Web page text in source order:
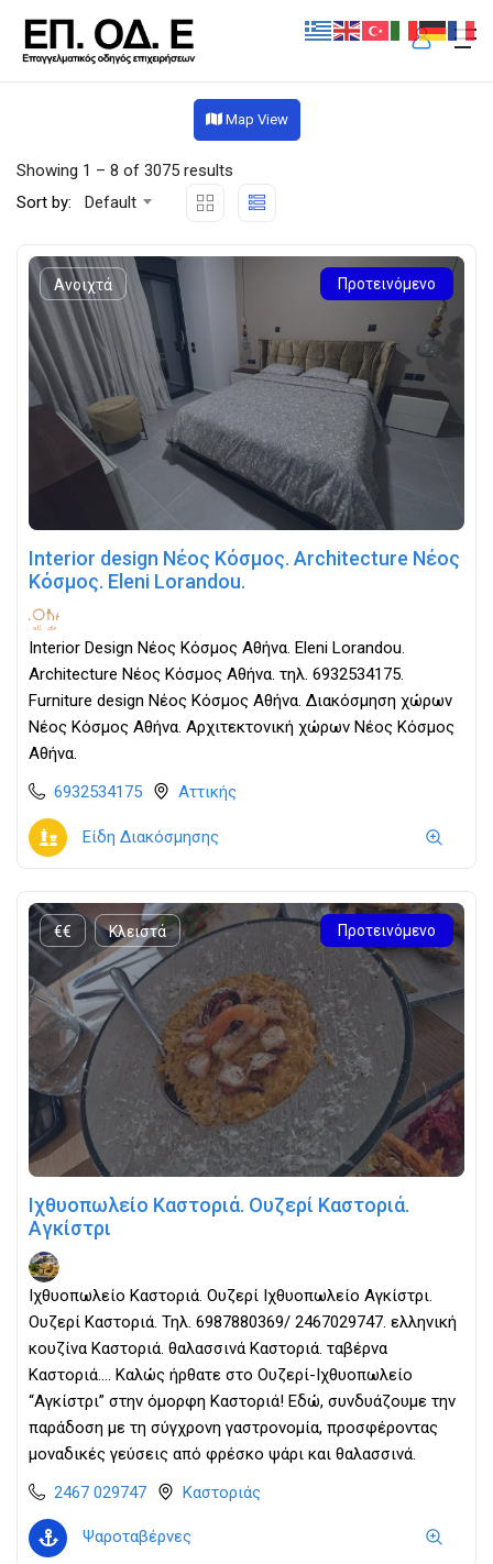
Map View
Showing 1 – 8 of 3075 results
Sort by:
Default
Ανοιχτά Προτεινόμενο
Interior design Νέος Κόσμος. Architecture Νέος
Κόσμος. Eleni Lorandou.
Interior Design Νέος Κόσμος Αθήνα. Eleni Lorandou.
Architecture Νέος Κόσμος Αθήνα. τηλ. 6932534175.
Furniture design Νέος Κόσμος Αθήνα. Διακόσμηση χώρων
Νέος Κόσμος Αθήνα. Αρχιτεκτονική χώρων Νέος Κόσμος
Αθήνα.
6932534175
Αττικής
Είδη Διακόσμησης
€€ Κλειστά Προτεινόμενο
Ιχθυοπωλείο Καστοριά. Ουζερί Καστοριά.
Αγκίστρι
Ιχθυοπωλείο Καστοριά. Ουζερί Ιχθυοπωλείο Αγκίστρι.
Ουζερί Καστοριά. Τηλ. 6987880369/ 2467029747. ελληνική
κουζίνα Καστοριά. θαλασσινά Καστοριά. ταβέρνα
Καστοριά.... Καλώς ήρθατε στο Ουζερί-Ιχθυοπωλείο
“Αγκίστρι” στην όμορφη Καστοριά! Εδώ, συνδυάζουμε την
παράδοση με τη σύγχρονη γαστρονομία, προσφέροντας
μοναδικές γεύσεις από φρέσκο ψάρι και θαλασσινά.
2467 029747
Καστοριάς
Ψαροταβέρνες